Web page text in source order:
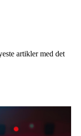
artikler med det